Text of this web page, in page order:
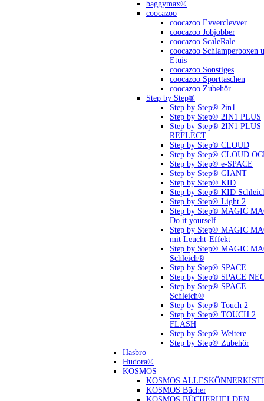
baggymax®
coocazoo
coocazoo Evverclevver
coocazoo Jobjobber
coocazoo ScaleRale
coocazoo Schlamperboxen
Etuis
coocazoo Sonstiges
coocazoo Sporttaschen
coocazoo Zubehör
Step by Step®
Step by Step® 2in1
Step by Step® 2IN1 PLUS
Step by Step® 2IN1 PLUS
REFLECT
Step by Step® CLOUD
Step by Step® CLOUD
Step by Step® e-SPACE
Step by Step® GIANT
Step by Step® KID
Step by Step® KID
Step by Step® Light 2
Step by Step® MAGIC
Do it yourself
Step by Step® MAGIC
mit Leucht-Effekt
Step by Step® MAGIC
Schleich®
Step by Step® SPACE
Step by Step® SPACE
Step by Step® SPACE
Schleich®
Step by Step® Touch 2
Step by Step® TOUCH 2
FLASH
Step by Step® Weitere
Step by Step® Zubehör
Hasbro
Hudora®
KOSMOS
KOSMOS
KOSMOS Bücher